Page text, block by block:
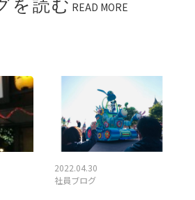
を読む READ MORE
2022.04.30
社員ブログ